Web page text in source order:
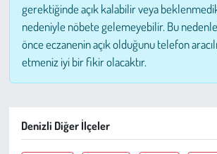
gerektiğinde açık kalabilir veya
nedeniyle nöbete gelemeyebilir. Bu
önce eczanenin açık olduğunu telefon
etmeniz iyi bir fikir olacaktır.
Denizli Diğer İlçeler
Bilim - Teknoloji
İnsan Hakları
Hayvan Hakları